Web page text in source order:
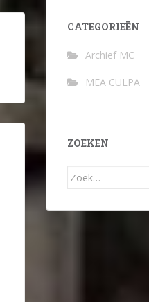
CATEGORIEËN
Archief MC
MEA CULPA
ZOEKEN
Zoek